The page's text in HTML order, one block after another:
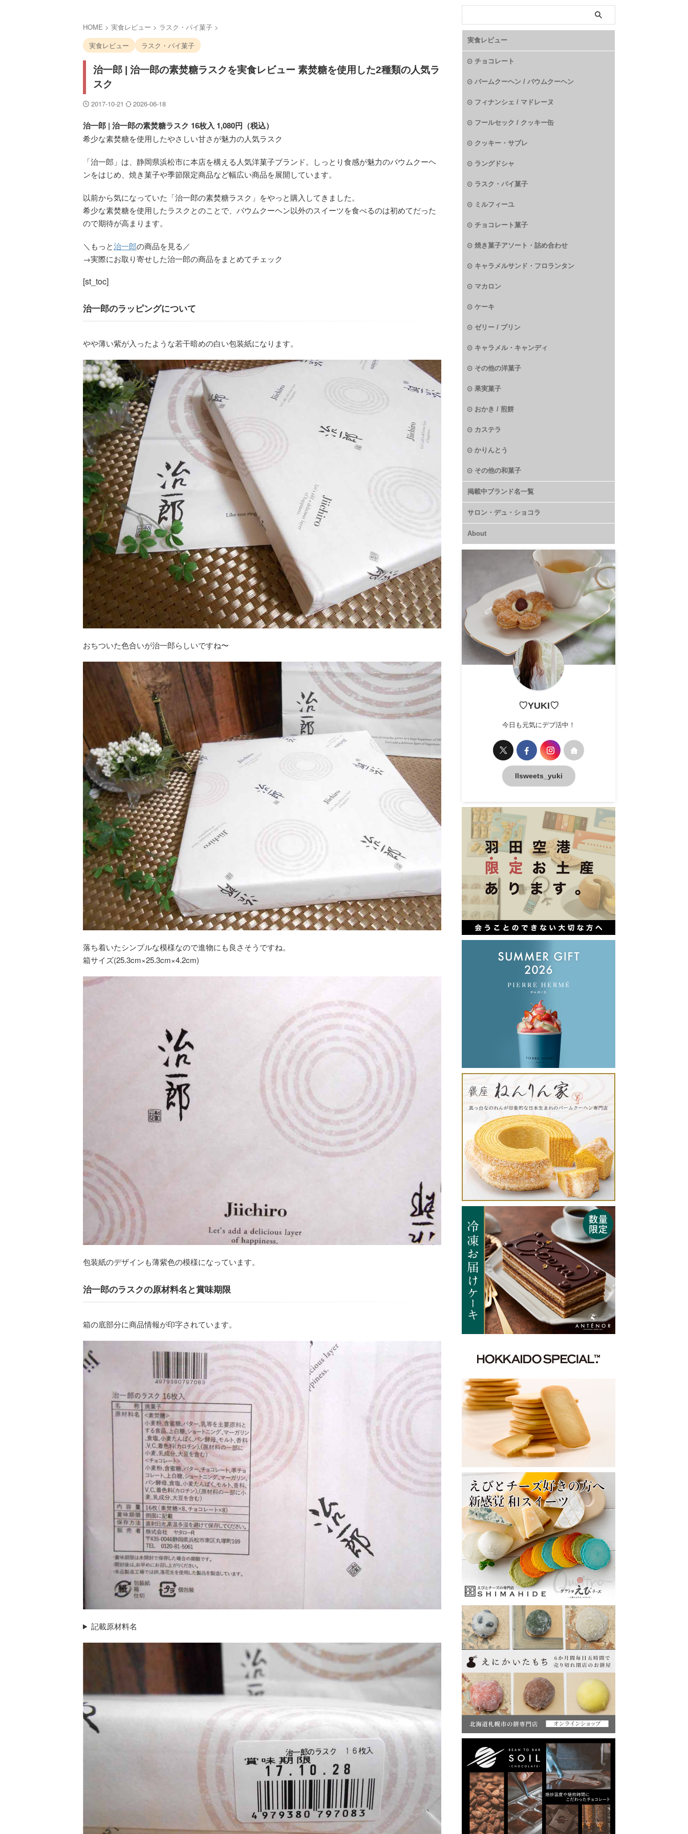
HOME > 実食レビュー > ラスク・パイ菓子 >
実食レビュー
ラスク・パイ菓子
治一郎 | 治一郎の素焚糖ラスクを実食レビュー 素焚糖を使用した2種類の人気ラ
スク
2017-10-21 2026-06-18
治一郎 | 治一郎の素焚糖ラスク 16枚入 1,080円（税込）
希少な素焚糖を使用したやさしい甘さが魅力の人気ラスク
「治一郎」は、静岡県浜松市に本店を構える人気洋菓子ブランド。しっとり食感が魅力のバウムクーヘ
ンをはじめ、焼き菓子や季節限定商品など幅広い商品を展開しています。
以前から気になっていた「治一郎の素焚糖ラスク」をやっと購入してきました。
希少な素焚糖を使用したラスクとのことで、バウムクーヘン以外のスイーツを食べるのは初めてだった
ので期待が高まります。
＼もっと治一郎の商品を見る／
→実際にお取り寄せした治一郎の商品をまとめてチェック
[st_toc]
治一郎のラッピングについて
やや薄い紫が入ったような若干暗めの白い包装紙になります。
おちついた色合いが治一郎らしいですね〜
落ち着いたシンプルな模様なので進物にも良さそうですね。
箱サイズ(25.3cm×25.3cm×4.2cm)
包装紙のデザインも薄紫色の模様になっています。
治一郎のラスクの原材料名と賞味期限
箱の底部分に商品情報が印字されています。
記載原材料名
実食レビュー
チョコレート
バームクーヘン / バウムクーヘン
フィナンシェ / マドレーヌ
フールセック / クッキー缶
クッキー・サブレ
ラングドシャ
ラスク・パイ菓子
ミルフィーユ
チョコレート菓子
焼き菓子アソート・詰め合わせ
キャラメルサンド・フロランタン
マカロン
ケーキ
ゼリー / プリン
キャラメル・キャンディ
その他の洋菓子
果実菓子
おかき / 煎餅
カステラ
かりんとう
その他の和菓子
掲載中ブランド名一覧
サロン・デュ・ショコラ
About
♡YUKI♡
今日も元気にデブ活中！
llsweets_yuki